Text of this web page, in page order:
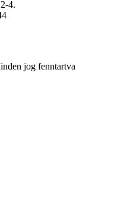
4.
jog fenntartva